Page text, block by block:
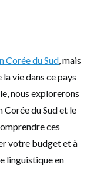
Corée du Sud, mais
vie dans ce pays
nous explorerons
Corée du Sud et le
ces
votre budget et à
linguistique en